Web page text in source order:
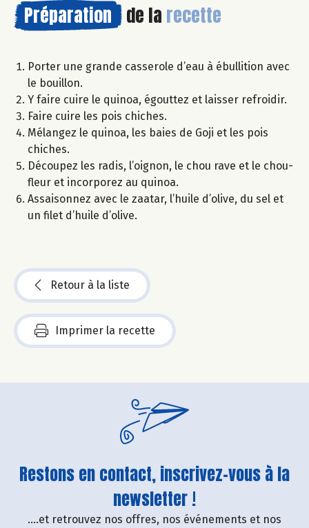
Préparation de la recette
Porter une grande casserole d’eau à ébullition avec
le bouillon.
Y faire cuire le quinoa, égouttez et laisser refroidir.
Faire cuire les pois chiches.
Mélangez le quinoa, les baies de Goji et les pois
chiches.
Découpez les radis, l’oignon, le chou rave et le chou-
fleur et incorporez au quinoa.
Assaisonnez avec le zaatar, l’huile d’olive, du sel et
un filet d’huile d’olive.
Retour à la liste
Imprimer la recette
Restons en contact, inscrivez-vous à la
newsletter !
....et retrouvez nos offres, nos événements et nos